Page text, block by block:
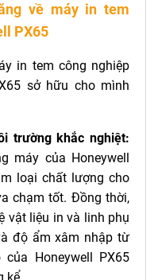
về máy in tem
PX65
in tem công nghiệp
sở hữu cho mình
trường khắc nghiệt:
máy của Honeywell
loại chất lượng cho
chạm tốt. Đồng thời,
vật liệu in và linh phụ
độ ẩm xâm nhập từ
Honeywell PX65